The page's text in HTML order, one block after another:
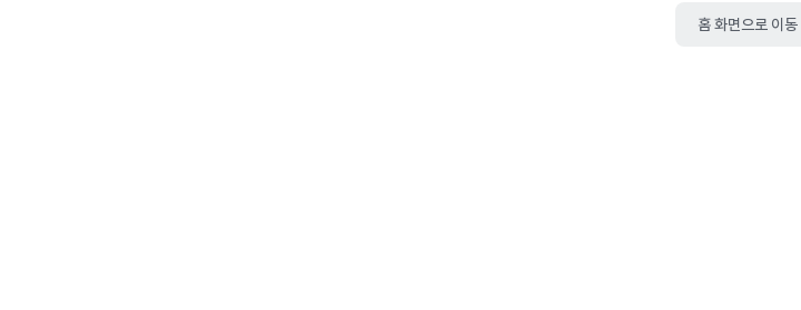
홈 화면으로 이동